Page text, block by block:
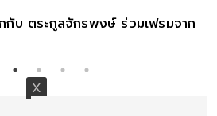
ภาพล่าสุด น้องฮาเปอร์ ลู